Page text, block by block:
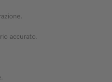
accurato.